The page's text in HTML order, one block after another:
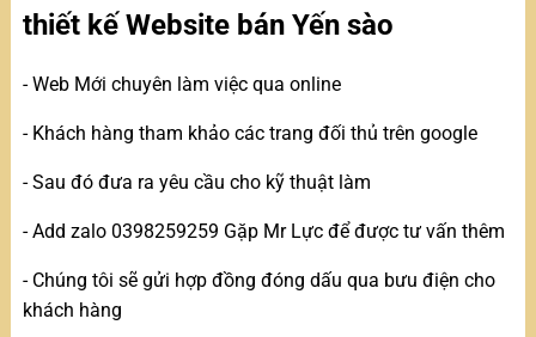
thiết kế Website bán Yến sào
- Web Mới chuyên làm việc qua online
- Khách hàng tham khảo các trang đối thủ trên google
- Sau đó đưa ra yêu cầu cho kỹ thuật làm
- Add zalo 0398259259 Gặp Mr Lực để được tư vấn thêm
- Chúng tôi sẽ gửi hợp đồng đóng dấu qua bưu điện cho
khách hàng